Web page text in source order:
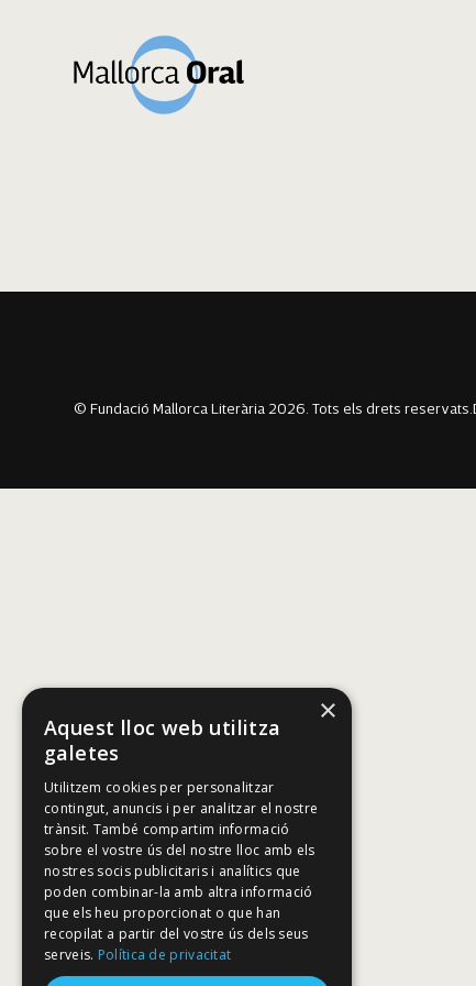
Joan Jaume
Magdalena Beltran Bennàssar
Salvadora Canyelles Cardell
© Fundació Mallorca Literària 2026. Tots els drets reservats.
×
Aquest lloc web utilitza
galetes
Utilitzem cookies per personalitzar
contingut, anuncis i per analitzar el nostre
trànsit. També compartim informació
sobre el vostre ús del nostre lloc amb els
nostres socis publicitaris i analítics que
poden combinar-la amb altra informació
que els heu proporcionat o que han
recopilat a partir del vostre ús dels seus
serveis. Política de privacitat